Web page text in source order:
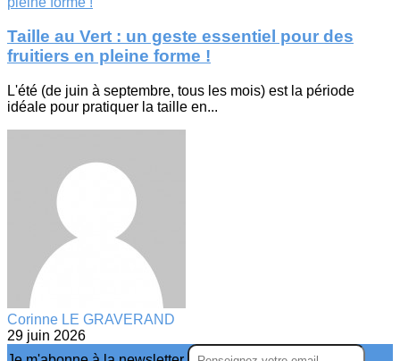
Taille au Vert : un geste essentiel pour des
fruitiers en pleine forme !
L'été (de juin à septembre, tous les mois) est la période
idéale pour pratiquer la taille en...
Corinne LE GRAVERAND
29 juin 2026